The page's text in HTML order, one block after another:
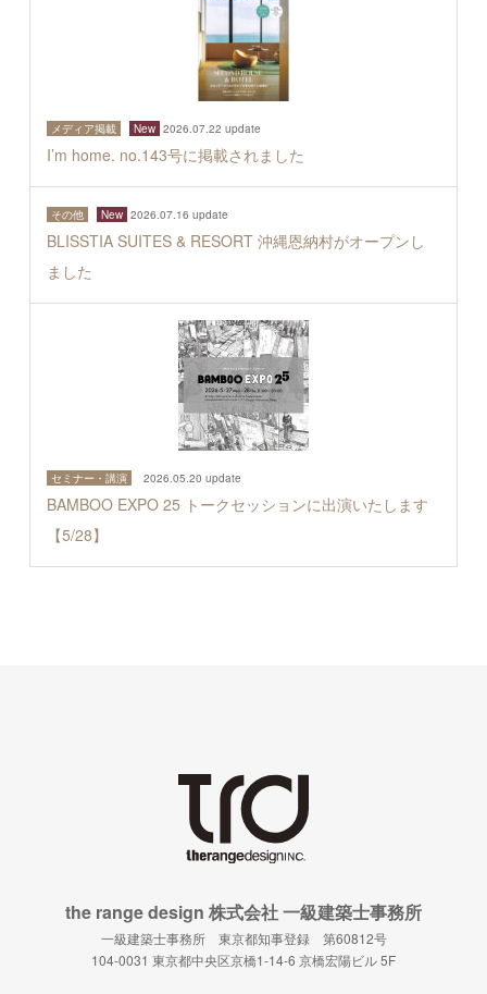
メディア掲載 New 2026.07.22 update
I’m home. no.143号に掲載されました
その他 New 2026.07.16 update
BLISSTIA SUITES & RESORT 沖縄恩納村がオープンし
ました
セミナー・講演 2026.05.20 update
BAMBOO EXPO 25 トークセッションに出演いたします
【5/28】
the range design 株式会社 一級建築士事務所
一級建築士事務所 東京都知事登録 第60812号
104-0031 東京都中央区京橋1-14-6 京橋宏陽ビル 5F